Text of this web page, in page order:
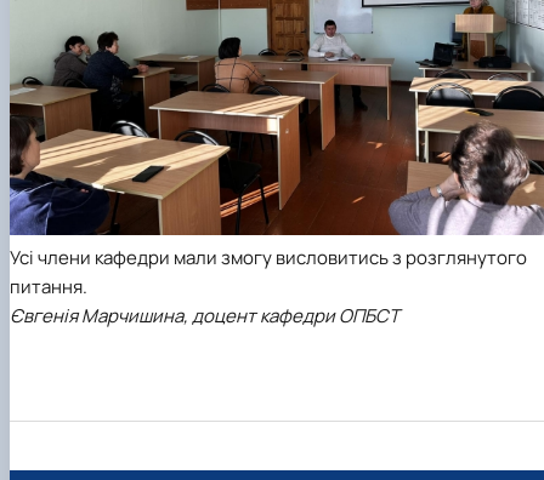
Усі члени кафедри мали змогу висловитись з розглянутого
питання.
Євгенія Марчишина, доцент кафедри ОПБСТ